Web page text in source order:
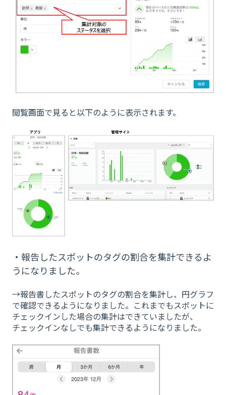
閲覧画面で見ると以下のように表示されます。
・報告したスポットのタグの割合を集計できるよ
うになりました。
→報告書したスポットのタグの割合を集計し、円グラフ
で確認できるようになりました。これまでもスポットに
チェックインした場合の集計はできていましたが、
チェックインなしでも集計できるようになりました。